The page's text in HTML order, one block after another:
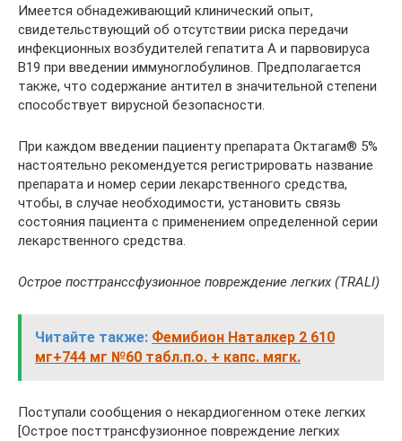
Имеется обнадеживающий клинический опыт,
свидетельствующий об отсутствии риска передачи
инфекционных возбудителей гепатита А и парвовируса
В19 при введении иммуноглобулинов. Предполагается
также, что содержание антител в значительной степени
способствует вирусной безопасности.
При каждом введении пациенту препарата Октагам® 5%
настоятельно рекомендуется регистрировать название
препарата и номер серии лекарственного средства,
чтобы, в случае необходимости, установить связь
состояния пациента с применением определенной серии
лекарственного средства.
Острое посттранссфузионное повреждение легких (TRALI)
Читайте также: Фемибион Наталкер 2 610
мг+744 мг №60 табл.п.о. + капс. мягк.
Поступали сообщения о некардиогенном отеке легких
[Острое посттрансфузионное повреждение легких